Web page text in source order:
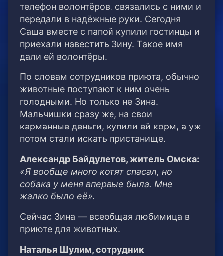
телефон волонтёров, связались с ними и
передали в надёжные руки. Сегодня
Саша вместе с папой купили гостинцы и
приехали навестить Зину. Такое имя
дали ей волонтёры.
По словам сотрудников приюта, обычно
животные поступают к ним очень
голодными. Но только не Зина.
Мальчишки сразу же, на свои
карманные деньги, купили ей корм, а уж
потом стали искать пристанище.
Александр Байдулетов, житель Омска:
«Я вообще много котят спасал, но
собака у меня впервые была. Мне
жалко было её».
Сейчас Зина — всеобщая любимица в
приюте для животных.
Наталья Шулим, сотрудник